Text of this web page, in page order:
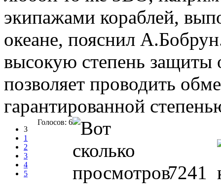
экипажами кораблей,
океане, пояснил
высокую степень защиты
позволяет проводить
гарантированной
3
1
2
3
4
5
Голосов: 6
7241